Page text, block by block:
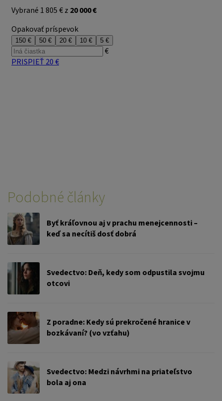
Podobné články
Byť kráľovnou aj v prachu menejcennosti –
keď sa necítiš dosť dobrá
Svedectvo: Deň, kedy som odpustila svojmu
otcovi
Z poradne: Kedy sú prekročené hranice v
bozkávaní? (vo vzťahu)
Svedectvo: Medzi návrhmi na priateľstvo
bola aj ona